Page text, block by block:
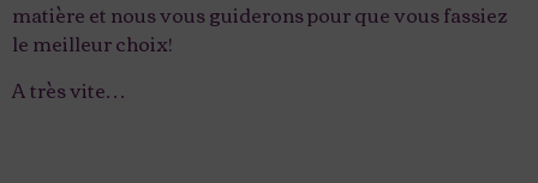
matière et nous vous guiderons pour que vous fassiez
le meilleur choix!
A très vite…